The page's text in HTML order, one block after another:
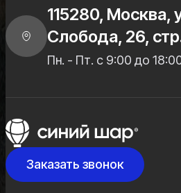
115280, Москва,
Слобода, 26,
Пн. - Пт. с 9:00 до
Заказать звонок